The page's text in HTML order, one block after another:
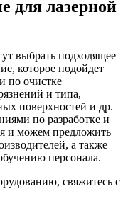
для лазерной
выбрать подходящее
которое подойдет
по очистке
и типа,
поверхностей и др.
по разработке и
и можем предложить
а также
персонала.
свяжитесь с